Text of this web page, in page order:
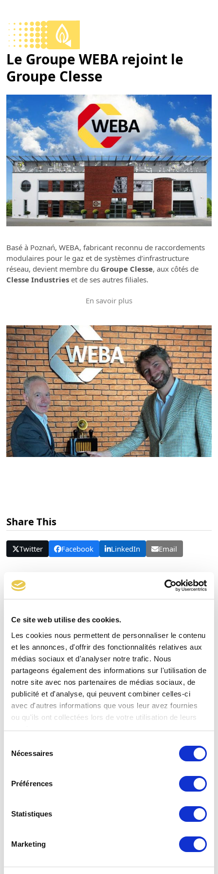
Ce site web utilise des cookies.
Les cookies nous permettent de personnaliser le contenu
et les annonces, d'offrir des fonctionnalités relatives aux
médias sociaux et d'analyser notre trafic. Nous
partageons également des informations sur l'utilisation de
notre site avec nos partenaires de médias sociaux, de
publicité et d'analyse, qui peuvent combiner celles-ci
avec d'autres informations que vous leur avez fournies
ou qu'ils ont collectées lors de votre utilisation de leurs
services.
Nécessaires
Préférences
Statistiques
Marketing
content
Open
mobile
menu
Close
mobile
menu
Le Groupe WEBA rejoint le
Groupe Clesse
Basé à Poznań, WEBA, fabricant reconnu de raccordements
modulaires pour le gaz et de systèmes d’infrastructure
réseau, devient membre du Groupe Clesse, aux côtés de
Clesse Industries et de ses autres filiales.
En savoir plus
Share This
Twitter Facebook LinkedIn Email
Articles connexes
Découvrez le rapport RSE CLESSE 2026-2027 ! Les enjeux
RSE (Responsabilité Sociétale des Entreprises) sont au